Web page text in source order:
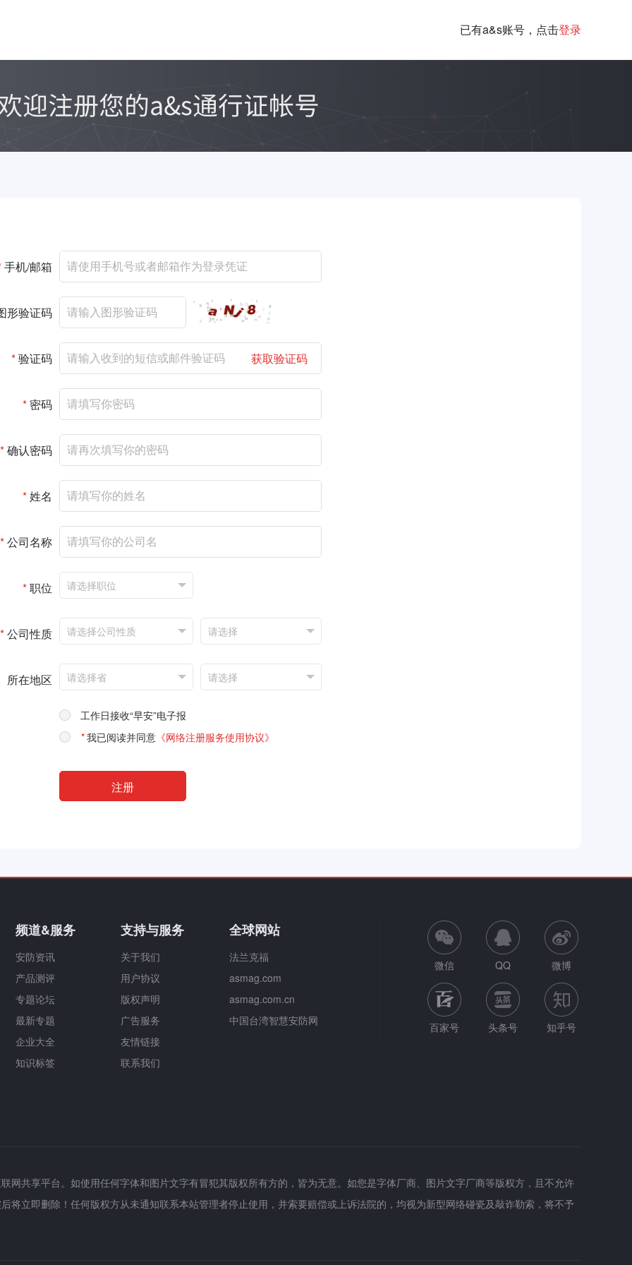
已有a&s账号，点击登录
手机/邮箱
形验证码
*验证码 获取验证码
* 密码
*确认密码
*姓名
*公司名称
*职位
*公司性质
所在地区
工作日接收“早安”电子报
*我已阅读并同意 《网络注册服务使用协议》
频道&服务
安防资讯
产品测评
专题论坛
最新专题
企业大全
知识标签
支持与服务
关于我们
用户协议
版权声明
广告服务
友情链接
联系我们
全球网站
法兰克福
asmag.com
asmag.com.cn
中国台湾智慧安防网
微信 QQ 微博
百家号 头条号 知乎号
网共享平台。如使用任何字体和图片文字有冒犯其版权所有方的，皆为无意。如您是字体厂商、图片文字厂商等版权方，且不允许
将立即删除！任何版权方从未通知联系本站管理者停止使用，并索要赔偿或上诉法院的，均视为新型网络碰瓷及敲诈勒索，将不予